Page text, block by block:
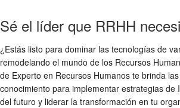
Sé el líder que RRHH
¿Estás listo para dominar las tecnologías de
remodelando el mundo de los Recursos
de Experto en Recursos Humanos te brinda
conocimiento para implementar estrategias de
del futuro y liderar la transformación en tu